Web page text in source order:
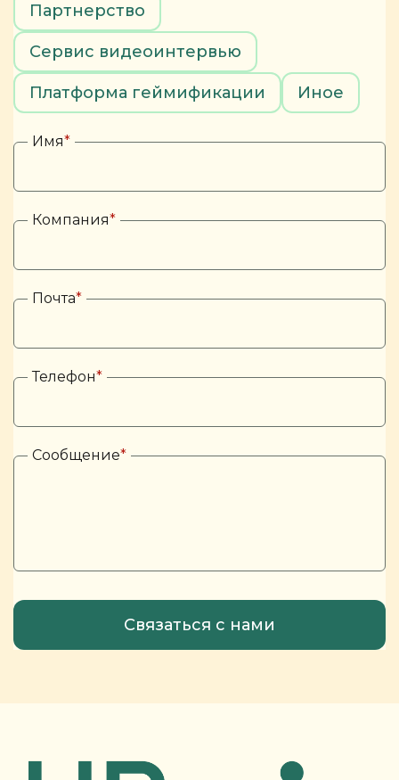
Партнерство
Сервис видеоинтервью
Платформа геймификации Иное
Имя*
Компания*
Почта*
Телефон*
Сообщение*